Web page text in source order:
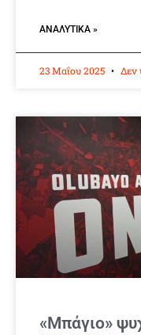
ΑΝΑΛΥΤΙΚΆ »
23 Μαΐου 2025 Δεν
«Μπάγιο»